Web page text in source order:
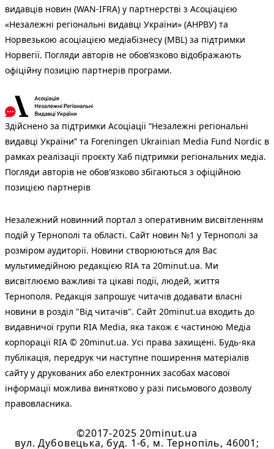
видавців новин (WAN-IFRA) у партнерстві з Асоціацією
«Незалежні регіональні видавці України» (АНРВУ) та
Норвезькою асоціацією медіабізнесу (MBL) за підтримки
Норвегії. Погляди авторів не обов’язково відображають
офіційну позицію партнерів програми.
Здійснено за підтримки Асоціації “Незалежні регіональні
видавці України” та Foreningen Ukrainian Media Fund Nordic в
рамках реалізації проєкту Хаб підтримки регіональних медіа.
Погляди авторів не обов'язково збігаються з офіційною
позицією партнерів
Незалежний новинний портал з оперативним висвітленням
подій у Тернополі та області. Сайт новин №1 у Тернополі за
розміром аудиторії. Новини створюються для Вас
мультимедійною редакцією RIA та 20minut.ua. Ми
висвітлюємо важливі та цікаві події, людей, життя
Тернополя. Редакція запрошує читачів додавати власні
новини в розділ "Від читачів". Сайт 20minut.ua входить до
видавничої групи RIA Media, яка також є частиною Медіа
корпорації RIA © 20minut.ua. Усі права захищені. Будь-яка
публiкацiя, передрук чи наступне поширення матеріалів
сайту у друкованих або електронних засобах масової
інформації можлива винятково у разі письмового дозволу
правовласника.
©2017-2025 20minut.ua
вул. Дубовецька, буд. 1-б, м. Тернопіль, 46001;